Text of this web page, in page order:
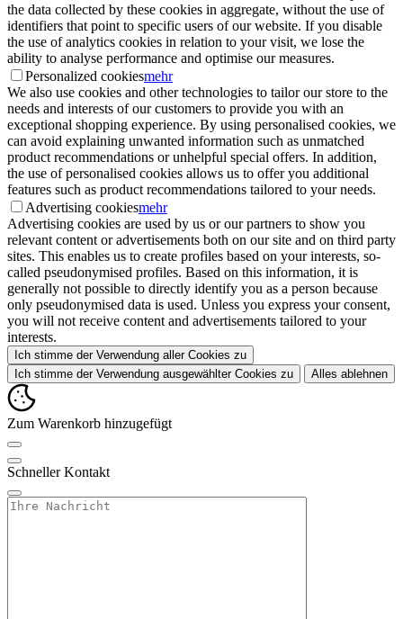
the data collected by these cookies in aggregate, without the use of
identifiers that point to specific users of our website. If you disable
the use of analytics cookies in relation to your visit, we lose the
ability to analyse performance and optimise our measures.
Personalized cookiesmehr
We also use cookies and other technologies to tailor our store to the
needs and interests of our customers to provide you with an
exceptional shopping experience. By using personalised cookies, we
can avoid explaining unwanted information such as unmatched
product recommendations or unhelpful special offers. In addition,
the use of personalised cookies allows us to offer you additional
features such as product recommendations tailored to your needs.
Advertising cookiesmehr
Advertising cookies are used by us or our partners to show you
relevant content or advertisements both on our site and on third party
sites. This enables us to create profiles based on your interests, so-
called pseudonymised profiles. Based on this information, it is
generally not possible to directly identify you as a person because
only pseudonymised data is used. Unless you express your consent,
you will not receive content and advertisements tailored to your
interests.
Ich stimme der Verwendung aller Cookies zu
Ich stimme der Verwendung ausgewählter Cookies zu
Alles ablehnen
Zum Warenkorb hinzugefügt
Schneller Kontakt